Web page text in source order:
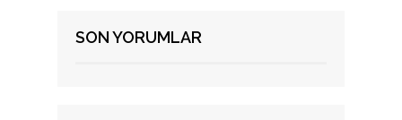
SON YORUMLAR